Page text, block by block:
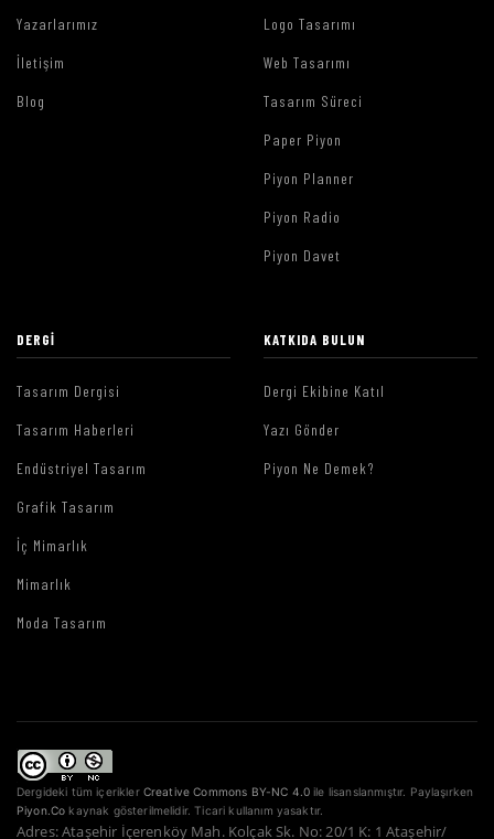
Yazarlarımız
İletişim
Blog
Logo Tasarımı
Web Tasarımı
Tasarım Süreci
Paper Piyon
Piyon Planner
Piyon Radio
Piyon Davet
DERGI
Tasarım Dergisi
Tasarım Haberleri
Endüstriyel Tasarım
Grafik Tasarım
İç Mimarlık
Mimarlık
Moda Tasarım
KATKIDA BULUN
Dergi Ekibine Katıl
Yazı Gönder
Piyon Ne Demek?
Dergideki tüm içerikler Creative Commons BY-NC 4.0 ile lisanslanmıştır. Paylaşırken
Piyon.Co kaynak gösterilmelidir. Ticari kullanım yasaktır.
Adres: Ataşehir İçerenköy Mah. Kolçak Sk. No: 20/1 K: 1 Ataşehir/